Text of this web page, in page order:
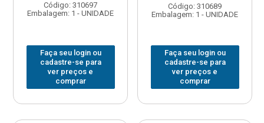
Código: 310697
Embalagem: 1 - UNIDADE
Faça seu login ou
cadastre-se para
ver preços e
comprar
Código: 310689
Embalagem: 1 - UNIDADE
Faça seu login ou
cadastre-se para
ver preços e
comprar